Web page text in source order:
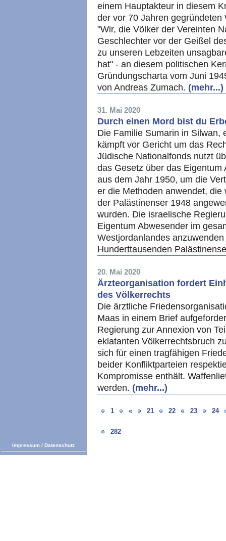
einem Hauptakteur in diesem
der vor 70 Jahren
"Wir, die Völker der Vereinten
Geschlechter vor der Geißel
zu unseren Lebzeiten
hat" - an diesem politischen
Gründungscharta vom Juni
von Andreas Zumach. (mehr...)
31. Mai 2020
Durch einen Mord bist du
Die Familie Sumarin in Silwan,
kämpft vor Gericht um das
Jüdische Nationalfonds nutzt
das Gesetz über das
aus dem Jahr 1950, um die
er die Methoden anwendet,
der Palästinenser 1948
wurden. Die israelische
Eigentum Abwesender im
Westjordanlandes
Hunderttausenden
20. Mai 2020
Ärzteorganisation fordert
des Völkerrechts
Die ärztliche
Maas in einem Brief
Regierung zur Annexion von
eklatanten Völkerrechtsbruch
sich für einen tragfähigen
beider Konfliktparteien
Kompromisse enthält.
werden. (mehr...)
1 « 21 22 23 24
282
Impressum / Datenschutz